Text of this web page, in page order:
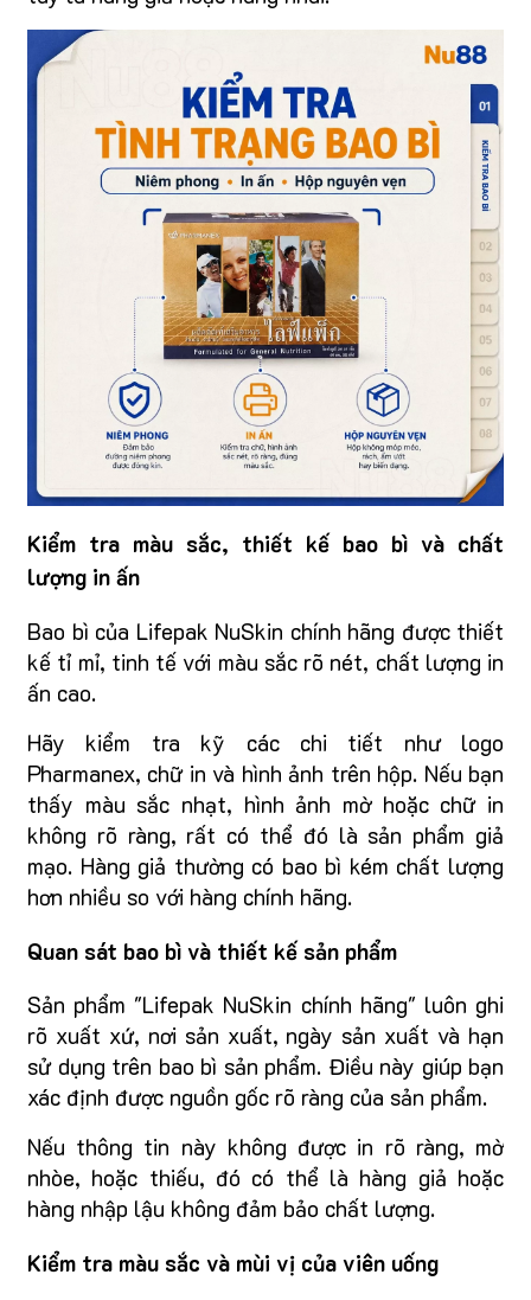
Kiểm tra màu sắc, thiết kế bao bì và chất
lượng in ấn
Bao bì của Lifepak NuSkin chính hãng được thiết
kế tỉ mỉ, tinh tế với màu sắc rõ nét, chất lượng in
ấn cao.
Hãy kiểm tra kỹ các chi tiết như logo
Pharmanex, chữ in và hình ảnh trên hộp. Nếu bạn
thấy màu sắc nhạt, hình ảnh mờ hoặc chữ in
không rõ ràng, rất có thể đó là sản phẩm giả
mạo. Hàng giả thường có bao bì kém chất lượng
hơn nhiều so với hàng chính hãng.
Quan sát bao bì và thiết kế sản phẩm
Sản phẩm "Lifepak NuSkin chính hãng" luôn ghi
rõ xuất xứ, nơi sản xuất, ngày sản xuất và hạn
sử dụng trên bao bì sản phẩm. Điều này giúp bạn
xác định được nguồn gốc rõ ràng của sản phẩm.
Nếu thông tin này không được in rõ ràng, mờ
nhòe, hoặc thiếu, đó có thể là hàng giả hoặc
hàng nhập lậu không đảm bảo chất lượng.
Kiểm tra màu sắc và mùi vị của viên uống